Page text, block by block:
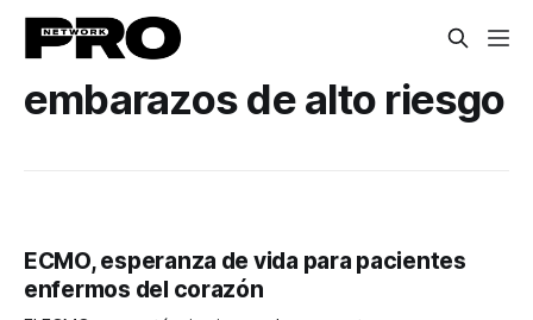
embarazos de alto riesgo
ECMO, esperanza de vida para pacientes
enfermos del corazón